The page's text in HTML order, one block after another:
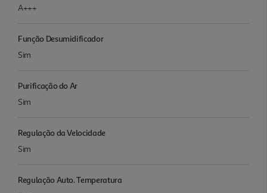
A+++
Função Desumidificador
Sim
Purificação do Ar
Sim
Regulação da Velocidade
Sim
Regulação Auto. Temperatura